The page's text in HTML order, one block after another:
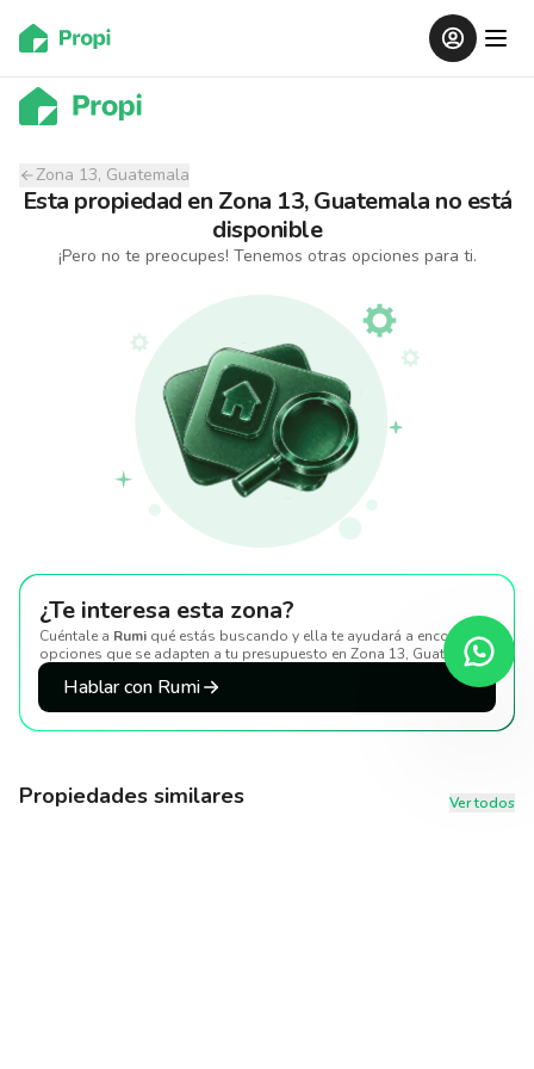
Zona 13, Guatemala
Esta propiedad en Zona 13, Guatemala no está
disponible
¡Pero no te preocupes! Tenemos otras opciones para ti.
¿Te interesa esta zona?
Cuéntale a Rumi qué estás buscando y ella te ayudará a encontrar
opciones que se adapten a tu presupuesto en Zona 13, Guatemala.
Hablar con Rumi
Propiedades similares Ver todos